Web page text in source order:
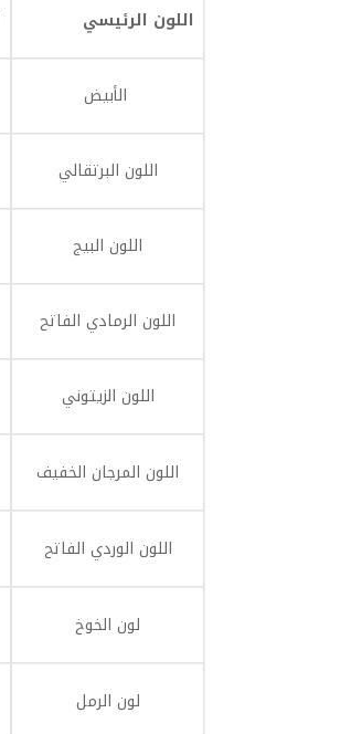
اللون الرئيسي
الأبيض
اللون البرتقالي
اللون البيج
اللون الرمادي الفاتح
اللون الزيتوني
اللون المرجان الخفيف
اللون الوردي الفاتح
لون الخوخ
لون الرمل